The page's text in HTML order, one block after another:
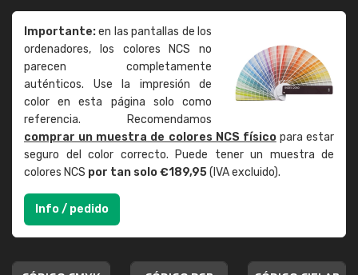
Importante:en las pantallas de los
ordenadores, los colores NCS no
parecen completamente
auténticos. Use la impresión de
color en esta página solo como
referencia. Recomendamos
comprar un muestra de colores NCS físicopara estar
seguro del color correcto. Puede tener un muestra de
colores NCS por tan solo €189,95(IVA excluido).
Info / pedido